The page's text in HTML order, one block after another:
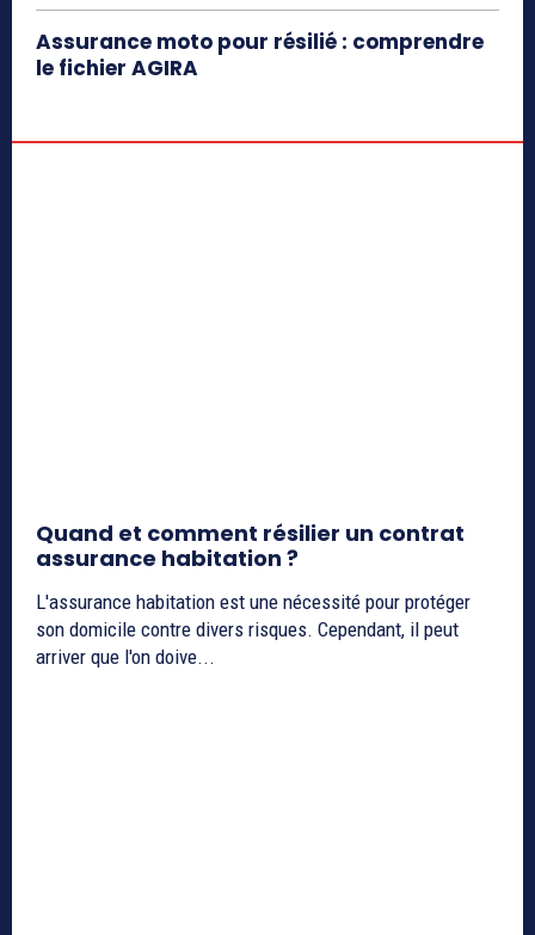
Assurance moto pour résilié : comprendre
le fichier AGIRA
Quand et comment résilier un contrat
assurance habitation ?
L'assurance habitation est une nécessité pour protéger
son domicile contre divers risques. Cependant, il peut
arriver que l'on doive...